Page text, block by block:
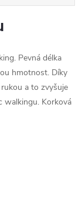
Pevná délka
hmotnost. Díky
a to zvyšuje
walkingu. Korková